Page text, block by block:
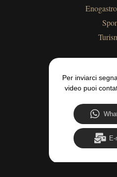
Per inviarci
video puoi
E-